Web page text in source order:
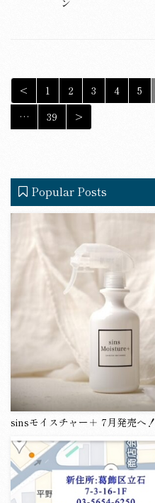
ン
< 1 2 3 4 5
…
39 >
Popular Posts
sinsモイスチャー＋ 7月発売へ！